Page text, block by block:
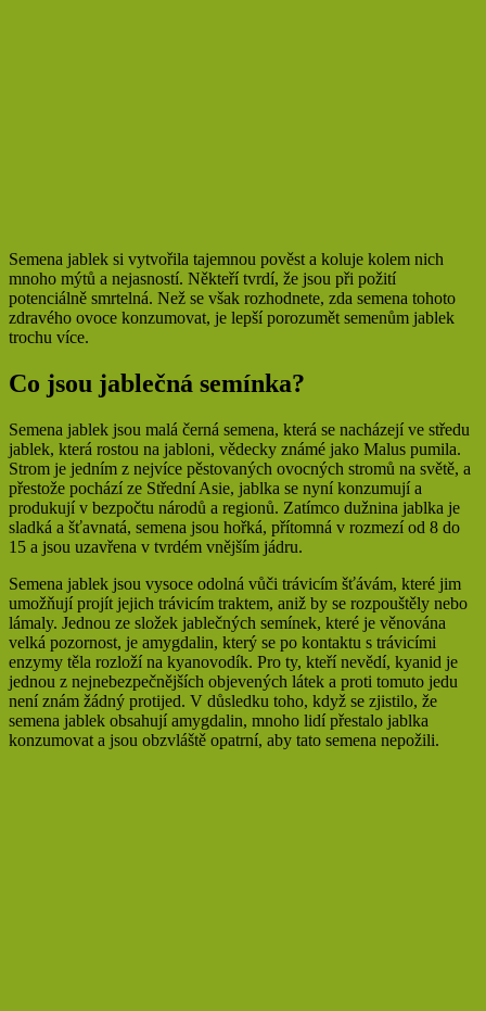
Semena jablek si vytvořila tajemnou pověst a koluje kolem nich
mnoho mýtů a nejasností. Někteří tvrdí, že jsou při požití
potenciálně smrtelná. Než se však rozhodnete, zda semena tohoto
zdravého ovoce konzumovat, je lepší porozumět semenům jablek
trochu více.
Co jsou jablečná semínka?
Semena jablek jsou malá černá semena, která se nacházejí ve středu
jablek, která rostou na jabloni, vědecky známé jako Malus pumila.
Strom je jedním z nejvíce pěstovaných ovocných stromů na světě, a
přestože pochází ze Střední Asie, jablka se nyní konzumují a
produkují v bezpočtu národů a regionů. Zatímco dužnina jablka je
sladká a šťavnatá, semena jsou hořká, přítomná v rozmezí od 8 do
15 a jsou uzavřena v tvrdém vnějším jádru.
Semena jablek jsou vysoce odolná vůči trávicím šťávám, které jim
umožňují projít jejich trávicím traktem, aniž by se rozpouštěly nebo
lámaly. Jednou ze složek jablečných semínek, které je věnována
velká pozornost, je amygdalin, který se po kontaktu s trávicími
enzymy těla rozloží na kyanovodík. Pro ty, kteří nevědí, kyanid je
jednou z nejnebezpečnějších objevených látek a proti tomuto jedu
není znám žádný protijed. V důsledku toho, když se zjistilo, že
semena jablek obsahují amygdalin, mnoho lidí přestalo jablka
konzumovat a jsou obzvláště opatrní, aby tato semena nepožili.